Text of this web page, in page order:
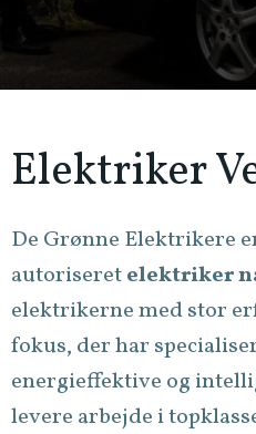
Elektriker
De Grønne Elektrikere
autoriseretelektriker
elektrikerne med stor
fokus, der har
energieffektive og
levere arbejde i